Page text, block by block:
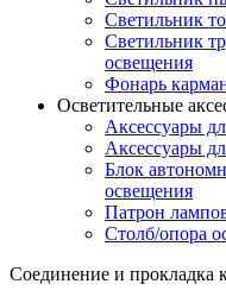
Светильник
Светильник
освещения
Фонарь
Осветительные
Аксессуары
Аксессуары
Блок
освещения
Патрон
Столб/опора
Соединение и прокладка